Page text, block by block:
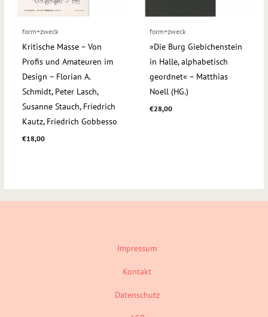
form+zweck
Kritische Masse – Von
Profis und Amateuren im
Design – Florian A.
Schmidt, Peter Lasch,
Susanne Stauch, Friedrich
Kautz, Friedrich Gobbesso
€18,00
form+zweck
»Die Burg Giebichenstein
in Halle, alphabetisch
geordnet« – Matthias
Noell (HG.)
€28,00
Impressum
Kontakt
Datenschutz